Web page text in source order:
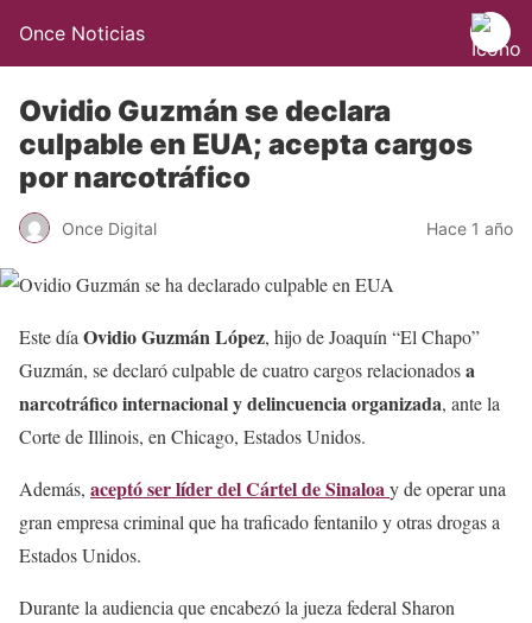
Once Noticias
Ovidio Guzmán se declara
culpable en EUA; acepta cargos
por narcotráfico
Once Digital Hace 1 año
Este día Ovidio Guzmán López, hijo de Joaquín “El Chapo”
Guzmán, se declaró culpable de cuatro cargos relacionadosa
narcotráfico internacional y delincuencia organizada, ante la
Corte de Illinois, en Chicago, Estados Unidos.
Además, aceptó ser líder del Cártel de Sinaloay de operar una
gran empresa criminal que ha traficado fentanilo y otras drogas a
Estados Unidos.
Durante la audiencia que encabezó la jueza federal Sharon